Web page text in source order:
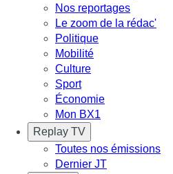
Nos reportages
Le zoom de la rédac'
Politique
Mobilité
Culture
Sport
Économie
Mon BX1
Replay TV
Toutes nos émissions
Dernier JT